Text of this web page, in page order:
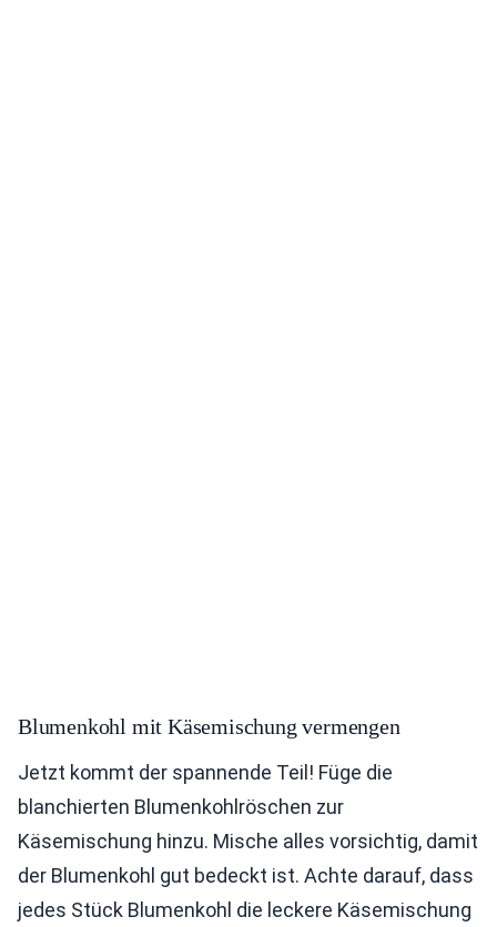
Blumenkohl mit Käsemischung vermengen
Jetzt kommt der spannende Teil! Füge die
blanchierten Blumenkohlröschen zur
Käsemischung hinzu. Mische alles vorsichtig, damit
der Blumenkohl gut bedeckt ist. Achte darauf, dass
jedes Stück Blumenkohl die leckere Käsemischung